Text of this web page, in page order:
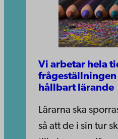
Vi arbetar hela
frågeställningen
hållbart lärande
Lärarna ska
så att de i sin tur